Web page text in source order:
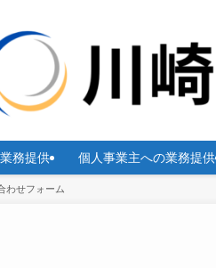
務提供 個人事業主への業務提供
わせフォーム